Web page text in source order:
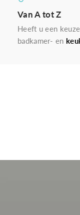
Van A tot Z
Heeft u een
badkamer- en